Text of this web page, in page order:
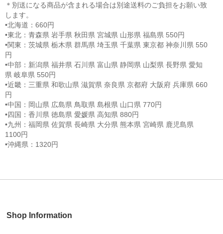
＊別送になる商品が含まれる場合は別途送料のご負担をお願い致
します。
•北海道：660円
•東北：青森県 岩手県 秋田県 宮城県 山形県 福島県 550円
•関東：茨城県 栃木県 群馬県 埼玉県 千葉県 東京都 神奈川県 550
円
•中部：新潟県 福井県 石川県 富山県 静岡県 山梨県 長野県 愛知
県 岐阜県 550円
•近畿：三重県 和歌山県 滋賀県 奈良県 京都府 大阪府 兵庫県 660
円
•中国：岡山県 広島県 鳥取県 島根県 山口県 770円
•四国：香川県 徳島県 愛媛県 高知県 880円
•九州：福岡県 佐賀県 長崎県 大分県 熊本県 宮崎県 鹿児島県
1100円
•沖縄県：1320円
Shop Information